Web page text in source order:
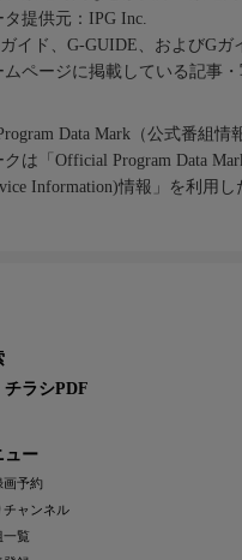
タ提供元：IPG Inc.
イド、G-GUIDE、およびG
ムページに掲載している記事
Data Mark（公式番組情
クは「Official Program Data
Information)情報」を利用
チラシPDF
ュー
画予約
チャンネル
一覧